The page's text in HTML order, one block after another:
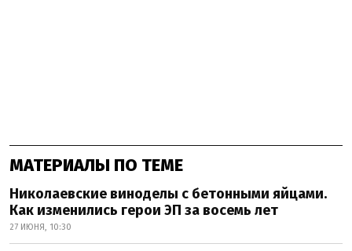
МАТЕРИАЛЫ ПО ТЕМЕ
Николаевские виноделы с бетонными яйцами.
Как изменились герои ЭП за восемь лет
27 ИЮНЯ, 10:30